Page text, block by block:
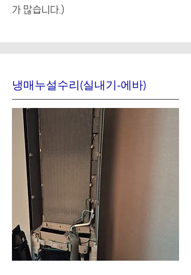
가 많습니다.)
냉매누설수리(실내기-에바)